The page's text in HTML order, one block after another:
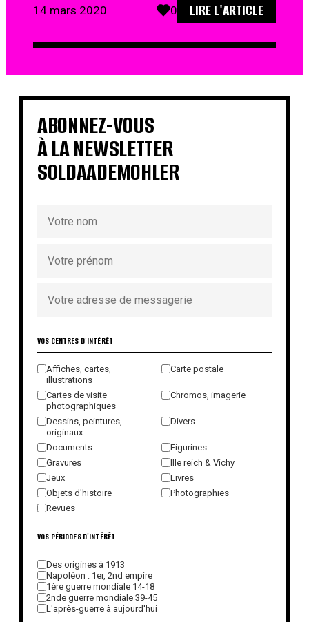
14 mars 2020 0 LIRE L'ARTICLE
ABONNEZ-VOUS
À LA NEWSLETTER
SOLDAADEMOHLER
VOS CENTRES D'INTÉRÊT
Affiches, cartes,
illustrations
Carte postale
Cartes de visite
photographiques
Chromos, imagerie
Dessins, peintures,
originaux
Divers
Documents
Figurines
Gravures
IIIe reich & Vichy
Jeux
Livres
Objets d'histoire
Photographies
Revues
VOS PÉRIODES D'INTÉRÊT
Des origines à 1913
Napoléon : 1er, 2nd empire
1ère guerre mondiale 14-18
2nde guerre mondiale 39-45
L'après-guerre à aujourd'hui